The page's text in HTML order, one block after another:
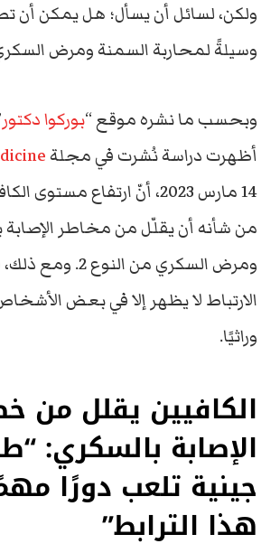
ولكن، لسائل أن يسأل؛ هل يمكن أن
وسيلةً لمحاربة السمنة ومرض
وبحسب ما نشره موقع “بوركوا دكتور
أظهرت دراسة نُشرت في مجلة
14 مارس 2023، أنّ ارتفاع
من شأنه أن يقلّل من مخاطر الإصابة
ومرض السكري من النوع
الارتباط لا يظهر إلا في بعض
وراثيًا.
الكافيين يقلل من
الإصابة بالسكري:
جينية تلعب دورًا
هذا الترابط”